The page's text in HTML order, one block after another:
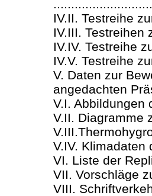
IV.II. Testreihe
IV.III. Testreihen
IV.IV. Testreihe
IV.V. Testreihe
V. Daten zur
angedachten
V.I. Abbildungen
V.II. Diagramme
V.IV. Klimadaten
VI. Liste der
VII. Vorschläge
VIII.